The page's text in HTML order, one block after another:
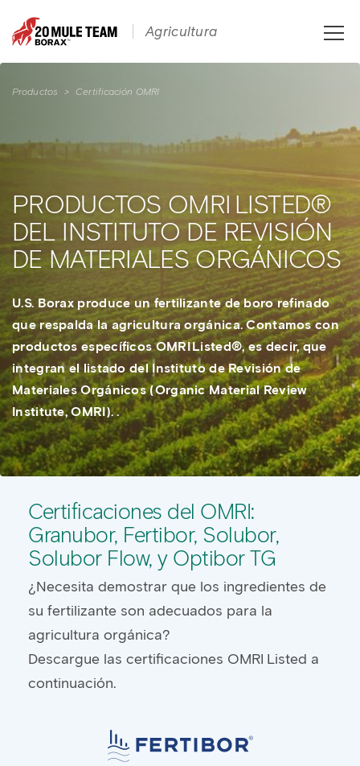
Productos > Certificación OMRI
PRODUCTOS OMRI LISTED®
DEL INSTITUTO DE REVISIÓN
DE MATERIALES ORGÁNICOS
U.S. Borax produce un fertilizante de boro refinado
que respalda la agricultura orgánica. Contamos con
productos específicos OMRI Listed®, es decir, que
integran el listado del Instituto de Revisión de
Materiales Orgánicos (Organic Material Review
Institute, OMRI). .
Certificaciones del OMRI:
Granubor, Fertibor, Solubor,
Solubor Flow, y Optibor TG
¿Necesita demostrar que los ingredientes de
su fertilizante son adecuados para la
agricultura orgánica?
Descargue las certificaciones OMRI Listed a
continuación.
Agricultura
Toggle